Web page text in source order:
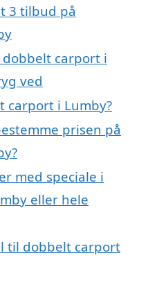
3 tilbud på
carport i
ved
carport i Lumby?
prisen på
med speciale i
eller hele
til dobbelt carport